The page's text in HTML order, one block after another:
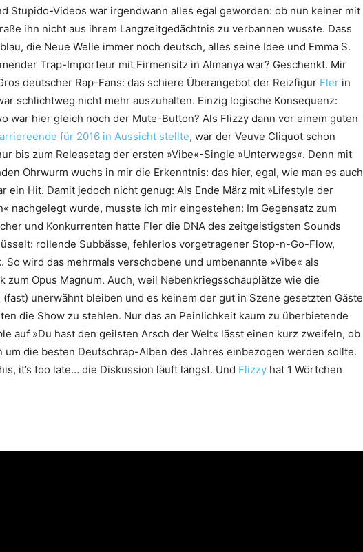
Stupido-Videos war irgendwann alles egal geworden: ob nun keiner mit
ihn nicht aus ihrem Langzeitgedächtnis zu verbannen wusste. Dass
die Neue Welle immer noch deutsch, alles seine Idee und Emma S.
Trap-Importeur mit Firmensitz in Almanya war? Geschenkt. Mir
deutscher Rap-Fans: das schiere Überangebot der Reizfigur Fler in
schlichtweg nicht mehr auszuhalten. Einzig logische Konsequenz:
war hier gleich noch der Mute-Button? Als Flizzy dann vor einem guten
für 2016 in Aussicht stellte, war der Veuve Cliquot schon
bis zum Releasetag der ersten »Vibe«-Single »Unterwegs«. Denn mit
Ohrwurm wuchs in mir die Erkenntnis: das hier, egal, wie man es auch
ein Hit. Damit jedoch nicht genug: Als Ende März mit »Lifestyle der
nachgelegt wurde, musste ich mir eingestehen: Im Gegensatz zum
und Konkurrenten hatte Fler die DNA des zeitgeistigsten Sounds
rollende Subbässe, fehlerlos vorgetragener Stop-n-Go-Flow,
wird das mehrmals verschobene und umbenannte »Vibe« als
zum Opus Magnum. Auch, weil Nebenkriegsschauplätze wie die
unerwähnt bleiben und es keinem der gut in Szene gesetzten Gäste
die Show zu stehlen. Nur das an Peinlichkeit kaum zu überbietende
auf »Du hast den geilsten Arsch der Welt« lässt einen kurz zweifeln, ob
um die besten Deutschrap-Alben des Jahres einbezogen werden sollte.
it’s too late… die Diskussion läuft längst. Und Flizzy hat 1 Wörtchen